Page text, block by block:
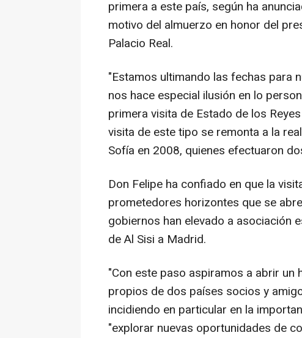
primera a este país, según ha
motivo del almuerzo en honor del
Palacio Real.
"Estamos ultimando las fechas para
nos hace especial ilusión en lo
primera visita de Estado de los
visita de este tipo se remonta a la
Sofía en 2008, quienes efectuaron
Don Felipe ha confiado en que la
prometedores horizontes que se
gobiernos han elevado a asociación
de Al Sisi a Madrid.
"Con este paso aspiramos a abrir
propios de dos países socios y
incidiendo en particular en la
"explorar nuevas oportunidades de